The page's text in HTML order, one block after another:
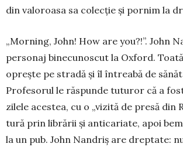
din valoroasa sa co­lecție și pornim la
„Morning, John! How are you?!”. John
personaj binecu­noscut la Ox­ford.
oprește pe stradă și îl în­treabă de
Profesorul le răspunde tuturor că a
zilele acestea, cu o „vizită de presă din
tură prin librării și anticariate, apoi
la un pub. John Nandriș are dreptate: